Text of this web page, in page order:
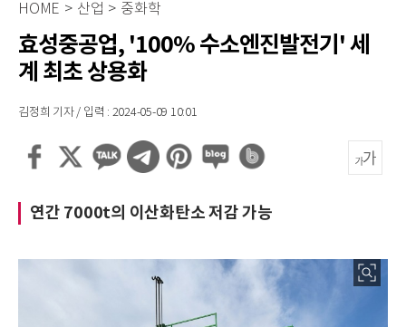
HOME > 산업 > 중화학
효성중공업, '100% 수소엔진발전기' 세
계 최초 상용화
김정희 기자 / 입력 : 2024-05-09 10:01
연간 7000t의 이산화탄소 저감 가능